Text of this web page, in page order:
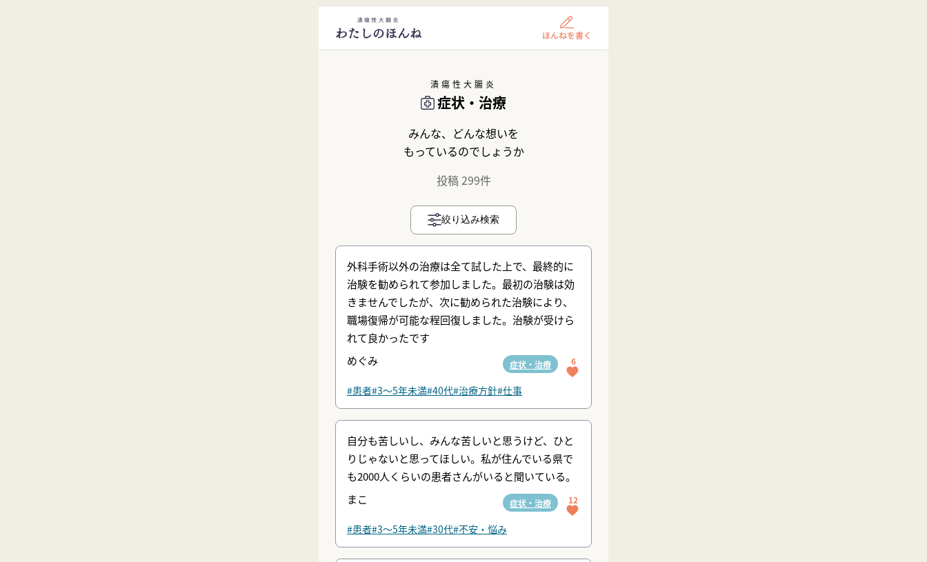
潰瘍性大腸炎
症状・治療
みんな、どんな想いを
もっているのでしょうか
投稿 299件
絞り込み検索
外科手術以外の治療は全て試した上で、最終的に
治験を勧められて参加しました。最初の治験は効
きませんでしたが、次に勧められた治験により、
職場復帰が可能な程回復しました。治験が受けら
れて良かったです
めぐみ
症状・治療 6
#患者#3〜5年未満#40代#治療方針#仕事
自分も苦しいし、みんな苦しいと思うけど、ひと
りじゃないと思ってほしい。私が住んでいる県で
も2000人くらいの患者さんがいると聞いている。
まこ
症状・治療 12
#患者#3〜5年未満#30代#不安・悩み